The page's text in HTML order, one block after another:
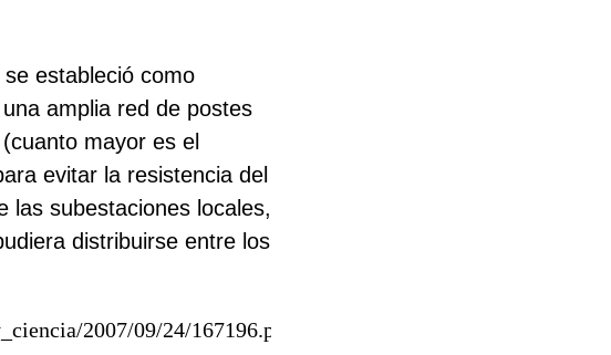
estableció como
amplia red de postes
mayor es el
evitar la resistencia del
las subestaciones locales,
distribuirse entre los
2007/09/24/167196.php